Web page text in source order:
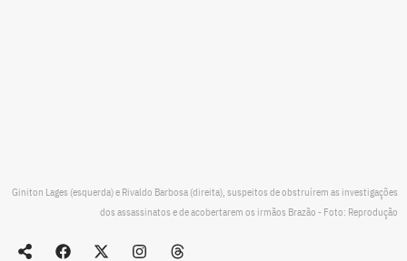
Giniton Lages (esquerda) e Rivaldo Barbosa (direita), suspeitos de obstruírem as investigações
dos assassinatos e de acobertarem os irmãos Brazão - Foto: Reprodução